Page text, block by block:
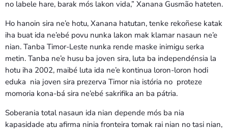
no labele hare, barak mós lakon vida,” Xanana Gusmão hateten.
Ho hanoin sira ne’e hotu, Xanana hatutan, tenke rekoñese katak
iha buat ida ne’ebé povu nunka lakon mak klamar nasaun ne’e
nian. Tanba Timor-Leste nunka rende maske inimigu serka
metin. Tanba ne’e husu ba joven sira, luta ba independénsia la
hotu iha 2002, maibé luta ida ne’e kontinua loron-loron hodi
eduka nia joven sira prezerva Timor nia istória no proteze
momoria kona-bá sira ne’ebé sakrifika an ba pátria.
Soberania total nasaun ida nian depende mós ba nia
kapasidade atu afirma ninia fronteira tomak rai nian no tasi nian,